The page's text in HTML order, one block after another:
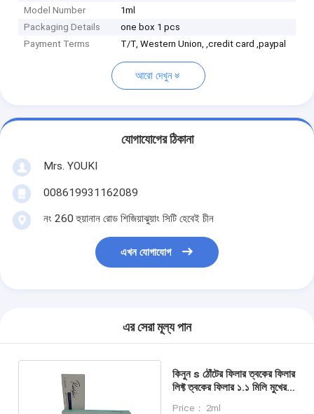
Model Number
1ml
Packaging Details
one box 1 pcs
Payment Terms
T/T, Western Union, ,credit card ,paypal
আরো দেখুন
যোগাযোগের ঠিকানা
Mrs. YOUKI
008619931162089
নং 260 হুয়ানান রোড শিজিয়াঝুয়াং সিটি হেবেই চীন
এখন যোগাযোগ
এর সেরা মূল্য পান
কিনুন s ঠোঁটের ফিলার ত্বকের ফিলার
লিফ্ট ত্বকের ফিলার ১.১ মিলি মুখের
Price： 2ml